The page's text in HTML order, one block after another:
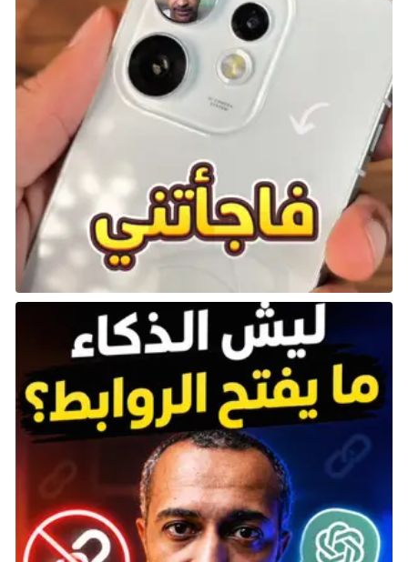
وتمهد لعودة سورا، لكنها تستغرق وقتًا طويلاً للوصول إلى
هذه الفترة لا يساعد على الإطلاق.
Red Dead Redemption 2
نتحدث هنا عن واحدة من أعظم الألعاب على الإطلاق، إن لم
تكن الأعظم بالنسبة لعشرات الملايين من اللاعبين، لكنها
تستغرق بعض الوقت لتبدأ فعليًا. الساعة الأولى مشوقة
بطريقتها الخاصة، حيث تُمهد لتقديم الشخصيات – سواء
بإظهار جانب جديد من داتش فان دير ليند، أو تقديم آرثر
مورغان، أو تعريفنا بالعصابة، رغم ذلك، فإن أسلوب اللعب
في البداية يكون موجهًا للغاية، مع الكثير من التنقلات
وبعض تبادل إطلاق النار. ورغم أن السرد القصصي ممتاز، إلا
أن أسلوب اللعب لا ينفتح بالكامل إلا عندما يُسمح لك